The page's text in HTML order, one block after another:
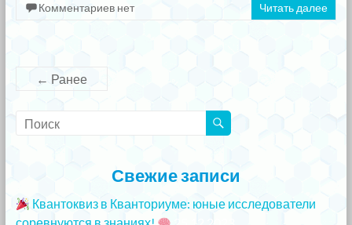
Комментариев нет
Читать далее
← Ранее
Свежие записи
Квантоквиз в Кванториуме: юные исследователи